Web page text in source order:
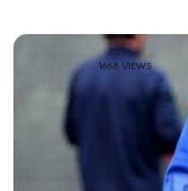
1668 VIEWS